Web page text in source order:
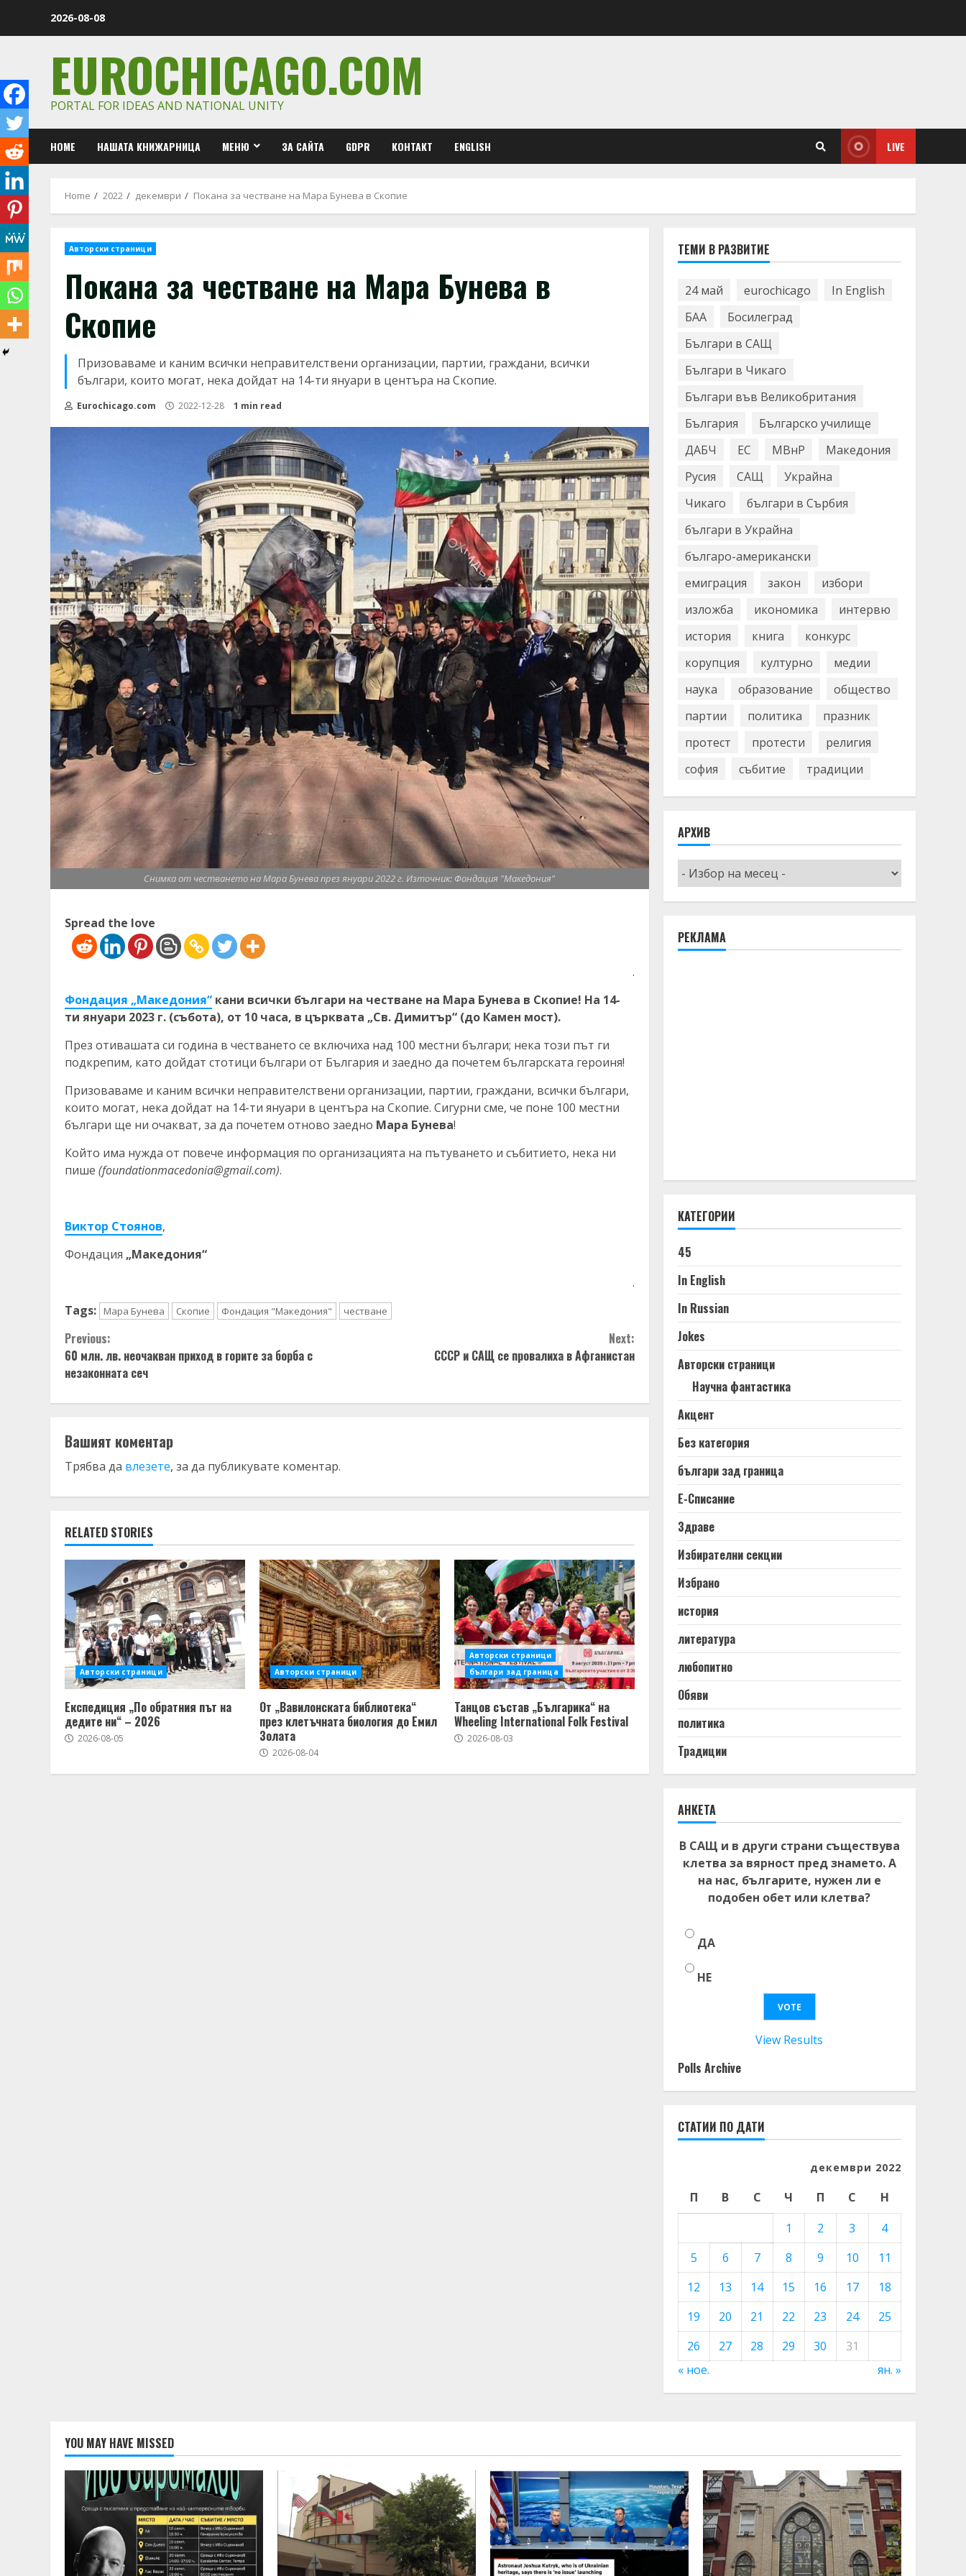
2026-08-08
EUROCHICAGO.COM
PORTAL FOR IDEAS AND NATIONAL UNITY
HOME НАШАТА КНИЖАРНИЦА МЕНЮ ЗА САЙТА GDPR КОНТАКТ ENGLISH LIVE
Home 2022 декември Покана за честване на Мара Бунева в Скопие
Авторски страници
Покана за честване на Мара Бунева в
Скопие
Призоваваме и каним всички неправителствени организации, партии, граждани, всички
българи, които могат, нека дойдат на 14-ти януари в центъра на Скопие.
Eurochicago.com 2022-12-28 1 min read
Снимка от честването на Мара Бунева през януари 2022 г. Източник: Фондация "Македония"
Spread the love
.
Фондация „Македония“ кани всички българи на честване на Мара Бунева в Скопие! На 14-
ти януари 2023 г. (събота), от 10 часа, в църквата „Св. Димитър“ (до Камен мост).
През отивашата си година в честването се включиха над 100 местни българи; нека този път ги
подкрепим, като дойдат стотици българи от България и заедно да почетем българската героиня!
Призоваваме и каним всички неправителствени организации, партии, граждани, всички българи,
които могат, нека дойдат на 14-ти януари в центъра на Скопие. Сигурни сме, че поне 100 местни
българи ще ни очакват, за да почетем отново заедно Мара Бунева!
Който има нужда от повече информация по организацията на пътуването и събитието, нека ни
пише (foundationmacedonia@gmail.com).
Виктор Стоянов,
Фондация „Македония“
.
Tags:
Мара Бунева Скопие Фондация "Македония" честване
Continue
Reading
Previous:
60 млн. лв. неочакван приход в горите за борба с
незаконната сеч
Next:
СССР и САЩ се провалиха в Афганистан
Вашият коментар
Трябва да влезете, за да публикувате коментар.
RELATED STORIES
Авторски страници
Експедиция „По обратния път на
дедите ни“ – 2026
2026-08-05
Авторски страници
От „Вавилонската библиотека“
през клетъчната биология до Емил
Золата
2026-08-04
Авторски страници
българи зад граница
Танцов състав „Българика“ на
Wheeling International Folk Festival
2026-08-03
ТЕМИ В РАЗВИТИЕ
24 май eurochicago
In English
БАА
Босилеград
Българи в САЩ
Българи в Чикаго
Българи във Великобритания
България
Българско училище
ДАБЧ
ЕС МВнР
Македония
Русия
САЩ
Украйна
Чикаго
българи в Сърбия
българи в Украйна
българо-американски
емиграция
закон
избори
изложба
икономика
интервю
история
книга
конкурс
корупция
културно
медии
наука
образование
общество
партии
политика
празник
протест
протести
религия
софия
събитие традиции
АРХИВ
Архив
РЕКЛАМА
КАТЕГОРИИ
45
In English
In Russian
Jokes
Авторски страници
Научна фантастика
Акцент
Без категория
българи зад граница
Е-Списание
Здраве
Избирателни секции
Избрано
история
литература
любопитно
Обяви
политика
Традиции
АНКЕТА
В САЩ и в други страни съществува
клетва за вярност пред знамето. А
на нас, българите, нужен ли е
подобен обет или клетва?
ДА
НЕ
View Results
Polls Archive
СТАТИИ ПО ДАТИ
декември 2022
П В С Ч П С
Н
1
2 3
4
5
6 7 8 9 10
11
12
13 14 15 16 17
18
19
20 21 22 23 24
25
26
27 28 29 30
31
« ное.
ян. »
YOU MAY HAVE MISSED